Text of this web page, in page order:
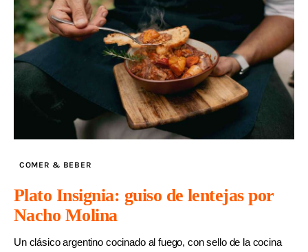
COMER & BEBER
Plato Insignia: guiso de lentejas por
Nacho Molina
Un clásico argentino cocinado al fuego, con sello de la cocina